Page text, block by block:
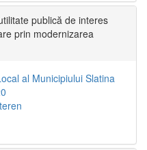
publică de interes
prin modernizarea
al Municipiului Slatina